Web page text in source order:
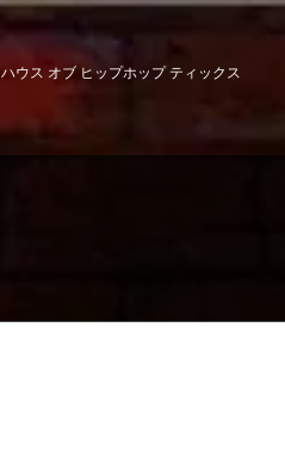
ハウス オブ ヒップホップ ティックス